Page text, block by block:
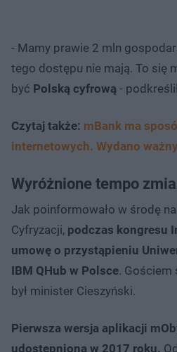
- Mamy prawie 2 mln
tego dostępu nie mają. To się
być Polską cyfrową -
Czytaj także: mBank ma
internetowych. Wydano
Wyróżnione tempo
Jak poinformowało w środę
Cyfryzacji, podczas kongresu
umowę o przystąpieniu
IBM QHub w Polsce. Gościem
był minister Cieszyński.
Pierwsza wersja aplikacji
udostępniona w 2017 roku.